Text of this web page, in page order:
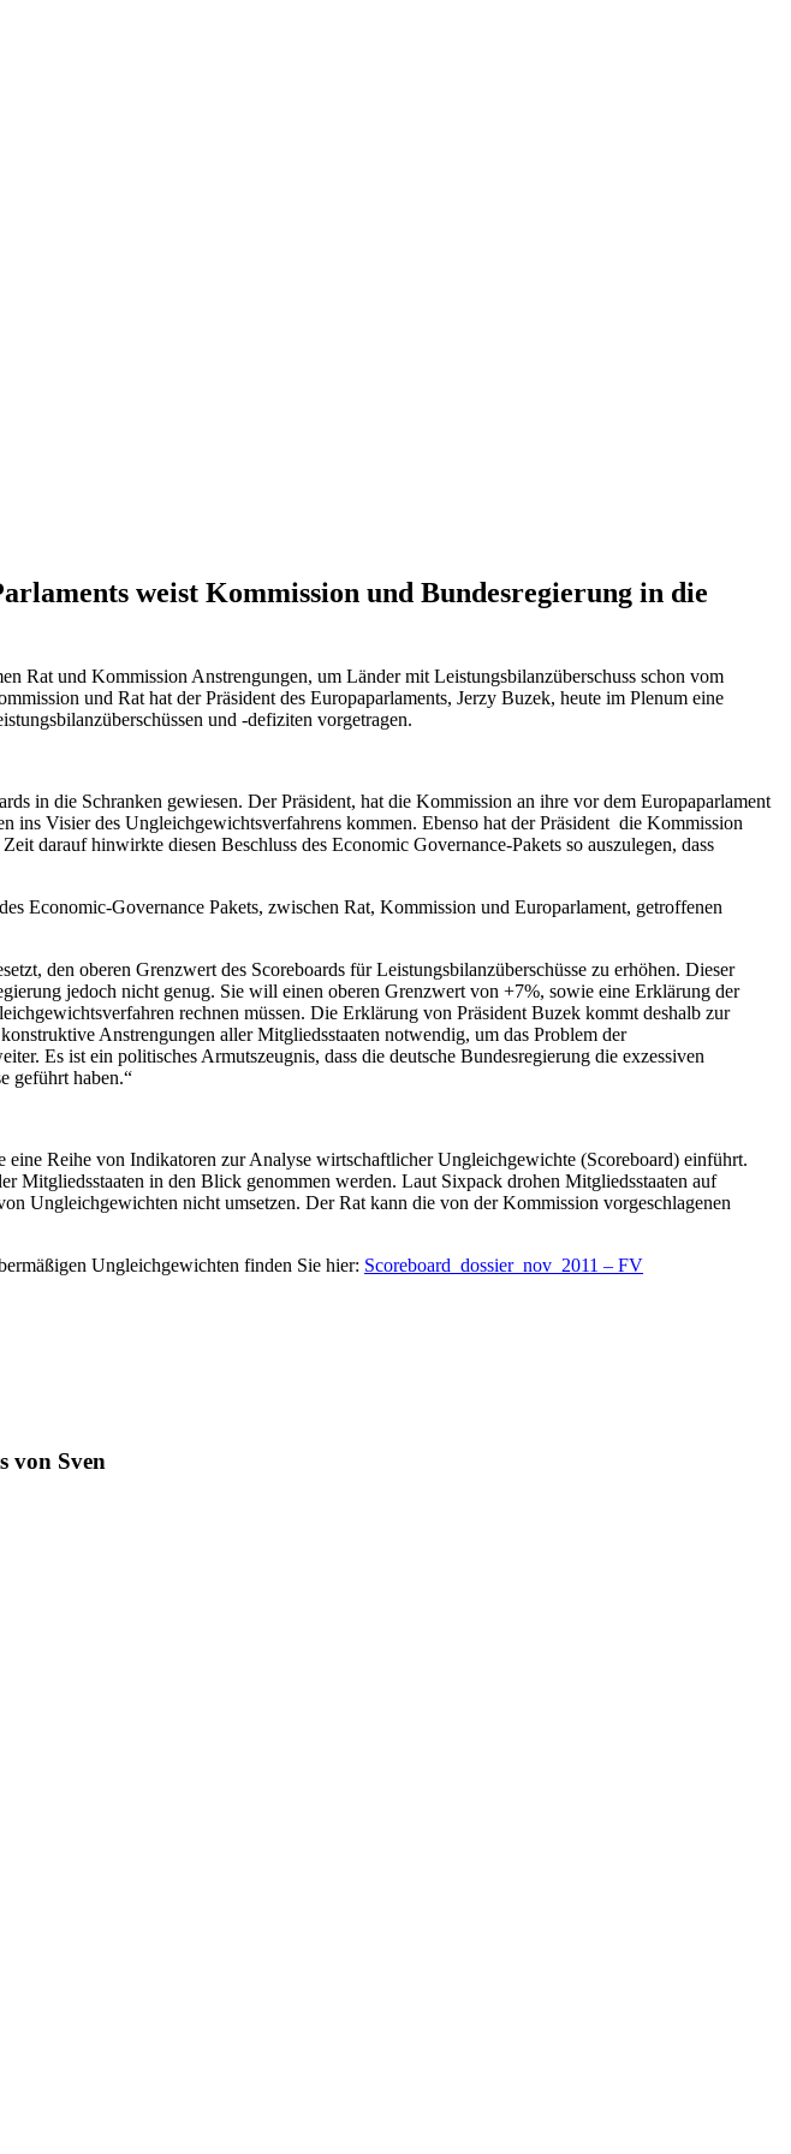
weist Kommission und Bundesregierung in die
Rat und Kommission Anstrengungen, um Länder mit Leistungsbilanzüberschuss schon vom
und Rat hat der Präsident des Europaparlaments, Jerzy Buzek, heute im Plenum eine
und -defiziten vorgetragen.
in die Schranken gewiesen. Der Präsident, hat die Kommission an ihre vor dem Europaparlament
ins Visier des Ungleichgewichtsverfahrens kommen. Ebenso hat der Präsident die Kommission
darauf hinwirkte diesen Beschluss des Economic Governance-Pakets so auszulegen, dass
Economic-Governance Pakets, zwischen Rat, Kommission und Europarlament, getroffenen
den oberen Grenzwert des Scoreboards für Leistungsbilanzüberschüsse zu erhöhen. Dieser
jedoch nicht genug. Sie will einen oberen Grenzwert von +7%, sowie eine Erklärung der
rechnen müssen. Die Erklärung von Präsident Buzek kommt deshalb zur
Anstrengungen aller Mitgliedsstaaten notwendig, um das Problem der
Es ist ein politisches Armutszeugnis, dass die deutsche Bundesregierung die exzessiven
geführt haben.“
Reihe von Indikatoren zur Analyse wirtschaftlicher Ungleichgewichte (Scoreboard) einführt.
Mitgliedsstaaten in den Blick genommen werden. Laut Sixpack drohen Mitgliedsstaaten auf
Ungleichgewichten nicht umsetzen. Der Rat kann die von der Kommission vorgeschlagenen
Ungleichgewichten finden Sie hier: Scoreboard_dossier_nov_2011 – FV
von Sven